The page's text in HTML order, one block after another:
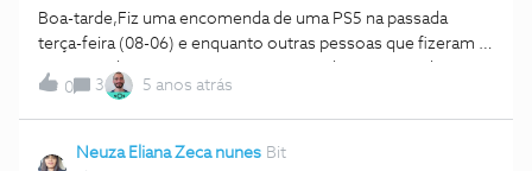
Boa-tarde,Fiz uma encomenda de uma PS5 na passada
terça-feira (08-06) e enquanto outras pessoas que fizeram a
encomenda ao mesmo tempo já a receberam, a minha nem
sequer atualiza no tracking.Podem-me ajudar?
0 3 5 anos atrás
Neuza Eliana Zeca nunes Bit